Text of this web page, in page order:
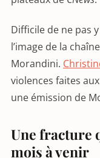
Difficile de ne pas
l’image de la
Morandini.
violences faites
une émission de
Une fracture
mois à venir